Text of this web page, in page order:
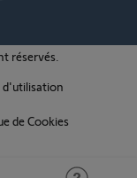
réservés.
d'utilisation
de Cookies